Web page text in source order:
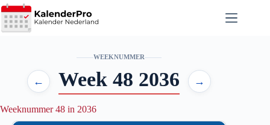
Ga
naar
de
WEEKNUMMER
← Week 48 2036 →
Weeknummer 48 in 2036